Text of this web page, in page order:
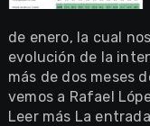
de enero, la cual
evolución de la
más de dos meses
vemos a Rafael
Leer más La